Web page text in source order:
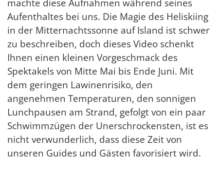
Aufenthaltes bei uns. Die Magie des Heliskiing
in der Mitternachtssonne auf Island ist schwer
zu beschreiben, doch dieses Video schenkt
Ihnen einen kleinen Vorgeschmack des
Spektakels von Mitte Mai bis Ende Juni. Mit
dem geringen Lawinenrisiko, den
angenehmen Temperaturen, den sonnigen
Lunchpausen am Strand, gefolgt von ein paar
Schwimmzügen der Unerschrockensten, ist es
nicht verwunderlich, dass diese Zeit von
unseren Guides und Gästen favorisiert wird.